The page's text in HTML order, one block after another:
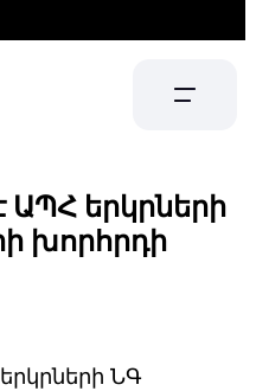
ԱՊՀ երկրների
խորհրդի
ՆԳ